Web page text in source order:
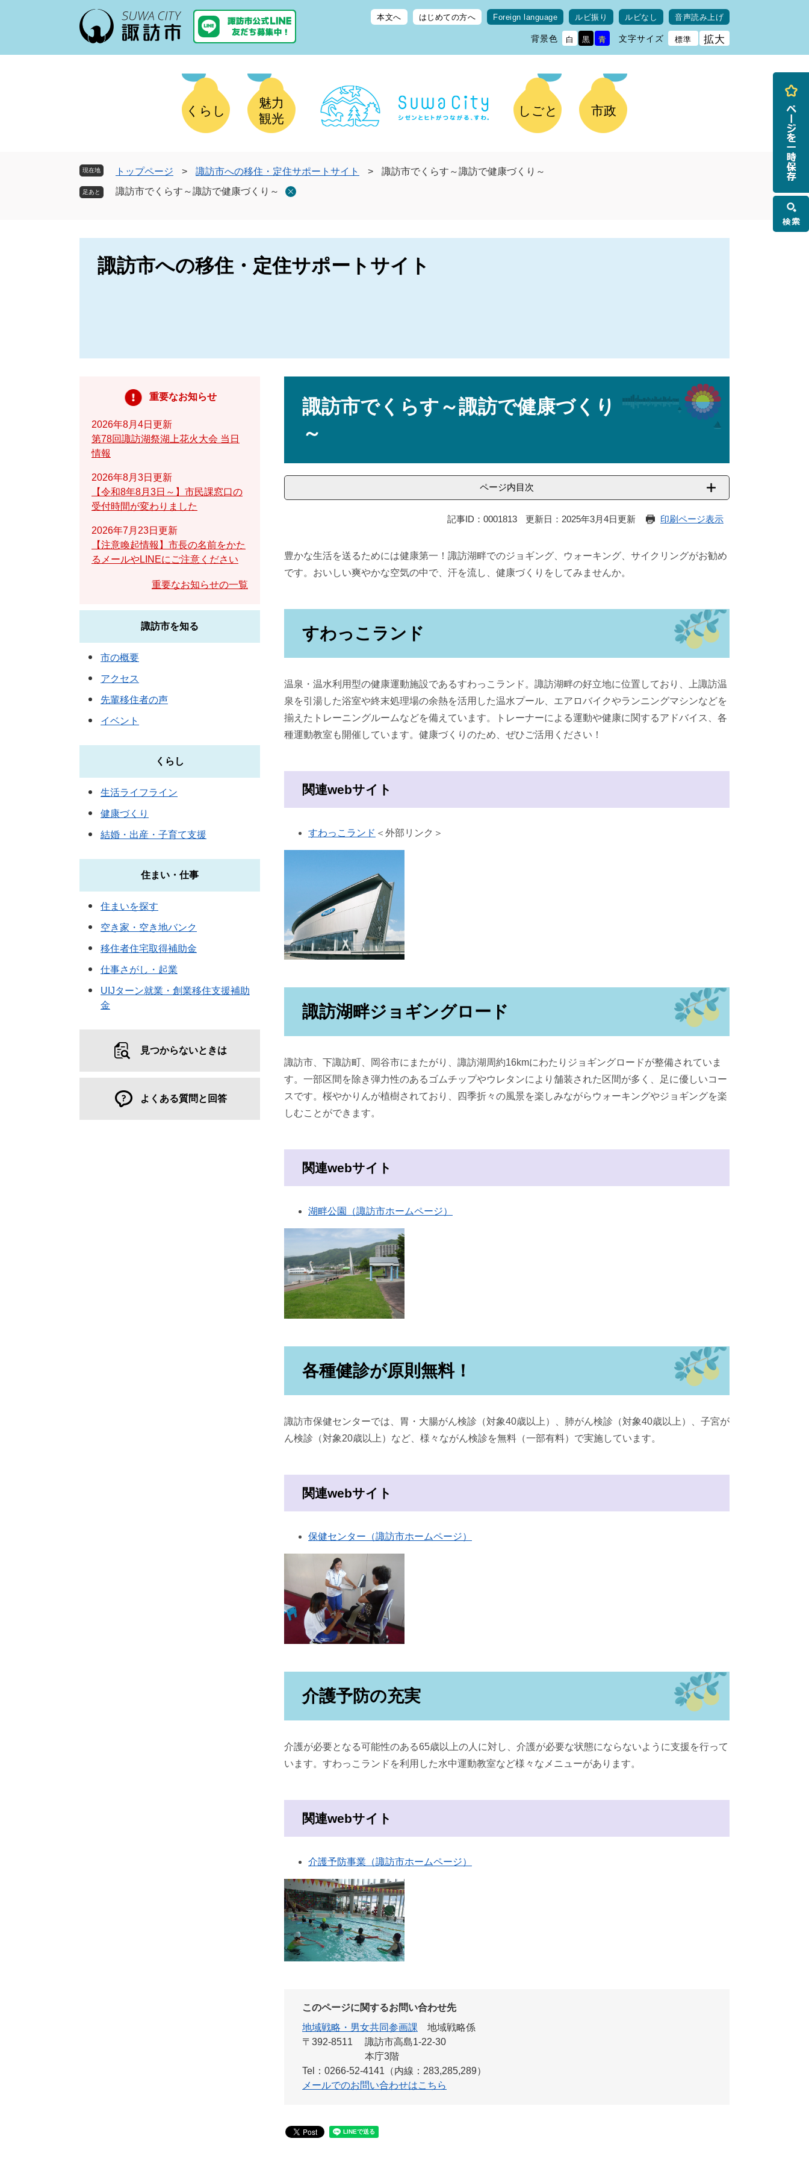
本文へ はじめての方へ Foreign language ルビ振り ルビなし 音声読み上げ
背景色 白 黒 青 文字サイズ 標準 拡大
くらし
魅力
観光
しごと 市政
現在地 トップページ > 諏訪市への移住・定住サポートサイト >
諏訪市でくらす～諏訪で健康づくり～
諏訪市でくらす～諏訪で健康づくり～
諏訪市への移住・定住サポートサイト
諏訪市でくらす～諏訪で健康づくり
～
ページ内目次
記事ID：0001813 更新日：2025年3月4日更新 印刷ページ表示
豊かな生活を送るためには健康第一！諏訪湖畔でのジョギング、ウォーキング、サイクリングがお勧め
です。おいしい爽やかな空気の中で、汗を流し、健康づくりをしてみませんか。
すわっこランド
温泉・温水利用型の健康運動施設であるすわっこランド。諏訪湖畔の好立地に位置しており、上諏訪温
泉を引湯した浴室や終末処理場の余熱を活用した温水プール、エアロバイクやランニングマシンなどを
揃えたトレーニングルームなどを備えています。トレーナーによる運動や健康に関するアドバイス、各
種運動教室も開催しています。健康づくりのため、ぜひご活用ください！
関連webサイト
すわっこランド ＜外部リンク＞
諏訪湖畔ジョギングロード
諏訪市、下諏訪町、岡谷市にまたがり、諏訪湖周約16kmにわたりジョギングロードが整備されていま
す。一部区間を除き弾力性のあるゴムチップやウレタンにより舗装された区間が多く、足に優しいコー
スです。桜やかりんが植樹されており、四季折々の風景を楽しみながらウォーキングやジョギングを楽
しむことができます。
関連webサイト
湖畔公園（諏訪市ホームページ）
各種健診が原則無料！
諏訪市保健センターでは、胃・大腸がん検診（対象40歳以上）、肺がん検診（対象40歳以上）、子宮が
ん検診（対象20歳以上）など、様々ながん検診を無料（一部有料）で実施しています。
関連webサイト
保健センター（諏訪市ホームページ）
介護予防の充実
介護が必要となる可能性のある65歳以上の人に対し、介護が必要な状態にならないように支援を行って
います。すわっこランドを利用した水中運動教室など様々なメニューがあります。
関連webサイト
介護予防事業（諏訪市ホームページ）
このページに関するお問い合わせ先
地域戦略・男女共同参画課
地域戦略係
〒392-8511
諏訪市高島1-22-30
本庁3階
Tel：0266-52-4141（内線：283,285,289）
メールでのお問い合わせはこちら
重要なお知らせ
2026年8月4日更新
第78回諏訪湖祭湖上花火大会 当日
情報
2026年8月3日更新
【令和8年8月3日～】市民課窓口の
受付時間が変わりました
2026年7月23日更新
【注意喚起情報】市長の名前をかた
るメールやLINEにご注意ください
重要なお知らせの一覧
諏訪市を知る
市の概要
アクセス
先輩移住者の声
イベント
くらし
生活ライフライン
健康づくり
結婚・出産・子育て支援
住まい・仕事
住まいを探す
空き家・空き地バンク
移住者住宅取得補助金
仕事さがし・起業
UIJターン就業・創業移住支援補助
金
見つからないときは
よくある質問と回答